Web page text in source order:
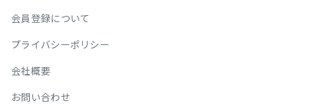
会員登録について
プライバシーポリシー
会社概要
お問い合わせ